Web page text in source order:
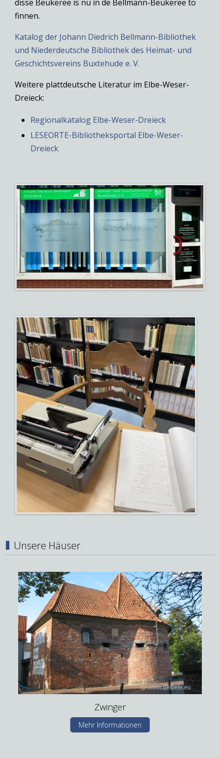
disse Beukeree is nu in de Bellmann-Beukeree to
finnen.
Katalog der Johann Diedrich Bellmann-Bibliothek
und Niederdeutsche Bibliothek des Heimat- und
Geschichtsvereins Buxtehude e. V.
Weitere plattdeutsche Literatur im Elbe-Weser-
Dreieck:
Regionalkatalog Elbe-Weser-Dreieck
LESEORTE-Bibliotheksportal Elbe-Weser-
Dreieck
Unsere Häuser
Zwinger
Mehr Informationen